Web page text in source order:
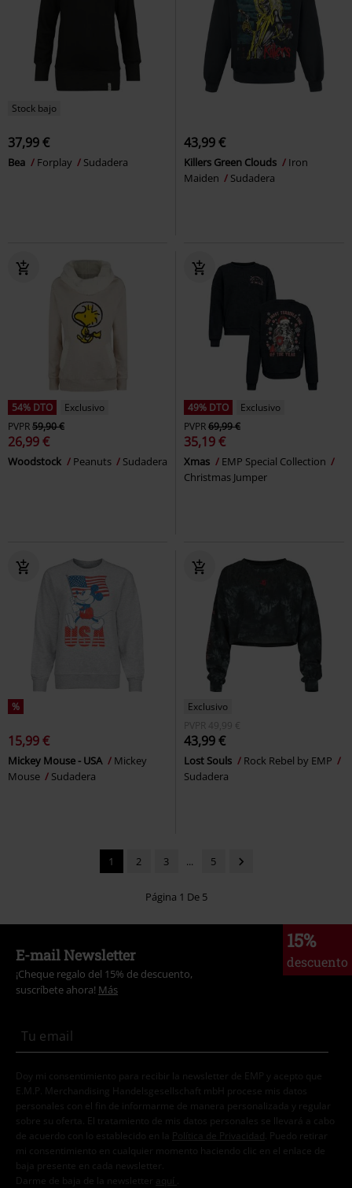
Stock bajo
37,99 €
Bea Forplay Sudadera
43,99 €
Killers Green Clouds
Iron
Maiden
Sudadera
54% DTO
Exclusivo
PVPR59,90 €
26,99 €
Woodstock Peanuts Sudadera
49% DTO
Exclusivo
PVPR69,99 €
35,19 €
Xmas
EMP Special Collection
Christmas Jumper
%
15,99 €
Mickey Mouse - USA
Mickey
Mouse
Sudadera
Exclusivo
PVPR 49,99 €
43,99 €
Lost Souls
Rock Rebel by EMP
Sudadera
1 2 3 ... 5
Página 1 De 5
15%
descuento
E-mail Newsletter
¡Cheque regalo del 15% de descuento,
suscríbete ahora! Más
Doy mi consentimiento para recibir la newsletter de EMP y acepto que
E.M.P. Merchandising Handelsgesellschaft mbH procese mis datos
personales con el fin de informarme de manera personalizada y regular
sobre su oferta. El tratamiento de mis datos personales se llevará a cabo
de acuerdo con lo establecido en la
Política de Privacidad . Puedo retirar
mi consentimiento en cualquier momento haciendo clic en el enlace de
baja presente en cada newsletter.
Darme de baja de la newsletter
aquí